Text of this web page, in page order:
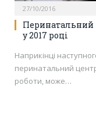
27/10/2016
Перинатальний
у 2017 році
Наприкінці
перинатальний
роботи, може…